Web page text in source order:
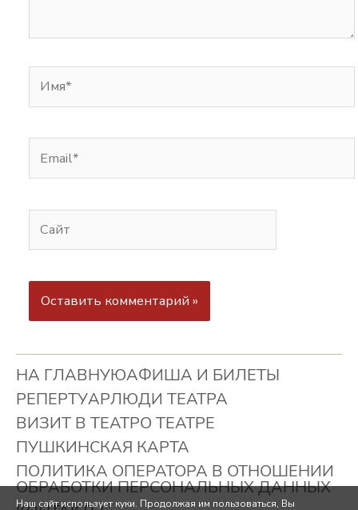
НА ГЛАВНУЮАФИША И БИЛЕТЫ
РЕПЕРТУАРЛЮДИ ТЕАТРА
ВИЗИТ В ТЕАТРО ТЕАТРЕ
ПУШКИНСКАЯ КАРТА
ПОЛИТИКА ОПЕРАТОРА В ОТНОШЕНИИ
ОБРАБОТКИ ПЕРСОНАЛЬНЫХ ДАННЫХ
Наш сайт использует куки. Продолжая им пользоваться, Вы